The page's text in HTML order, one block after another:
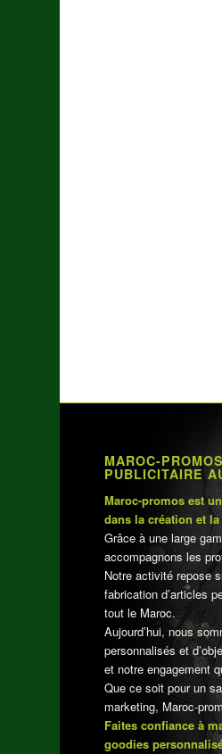
MAROC-
PUBLICITAIRE
Maroc-promos est
dans la création et
Grâce à une large
accompagnons les
Notre activité repose
fabrication d’articles
tout le Maroc.
Aujourd’hui, nous
personnalisés et
et notre engagement
Que ce soit pour un
marketing, Maroc-
Faites confiance à
goodies